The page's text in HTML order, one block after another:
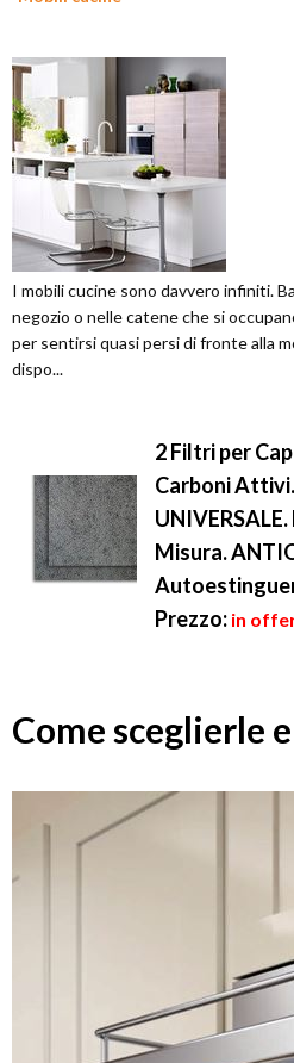
I mobili cucine sono davvero infiniti.
negozio o nelle catene che si
per sentirsi quasi persi di fronte alla
dispo...
2 Filtri per
Carboni Attivi.
Misura.
Prezzo: in
Come sceglierle